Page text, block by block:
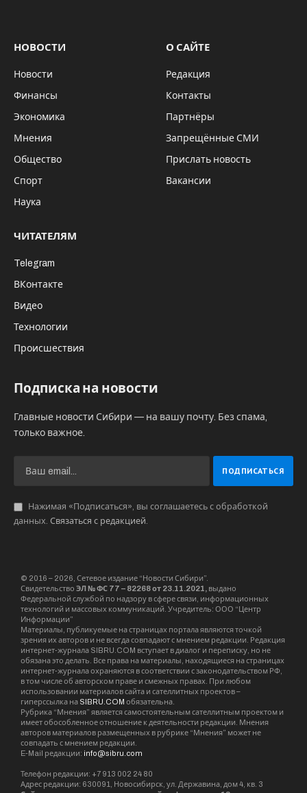
НОВОСТИ
Новости
Финансы
Экономика
Мнения
Общество
Спорт
Наука
О САЙТЕ
Редакция
Контакты
Партнёры
Запрещённые СМИ
Прислать новость
Вакансии
ЧИТАТЕЛЯМ
Telegram
ВКонтакте
Видео
Технологии
Происшествия
Подписка на новости
Главные новости Сибири — на вашу почту. Без спама,
только важное.
Нажимая «Подписаться», вы соглашаетесь с обработкой
данных. Связаться с редакцией.
© 2016 – 2026, Сетевое издание “Новости Сибири”.
Свидетельство ЭЛ № ФС 77 – 82268 от 23.11.2021, выдано
Федеральной службой по надзору в сфере связи, информационных
технологий и массовых коммуникаций. Учредитель: ООО “Центр
Информации”
Материалы, публикуемые на страницах портала являются точкой
зрения их авторов и не всегда совпадают с мнением редакции. Редакция
интернет-журнала SIBRU.COM вступает в диалог и переписку, но не
обязана это делать. Все права на материалы, находящиеся на страницах
интернет-журнала охраняются в соответствии с законодательством РФ,
в том числе об авторском праве и смежных правах. При любом
использовании материалов сайта и сателлитных проектов –
гиперссылка на SIBRU.COM обязательна.
Рубрика “Мнения” является самостоятельным сателлитным проектом и
имеет обособленное отношение к деятельности редакции. Мнения
авторов материалов размещенных в рубрике “Мнения” может не
совпадать с мнением редакции.
E-Mail редакции: info@sibru.com
Телефон редакции: +7 913 002 24 80
Адрес редакции: 630091, Новосибирск, ул. Державина, дом 4, кв. 3